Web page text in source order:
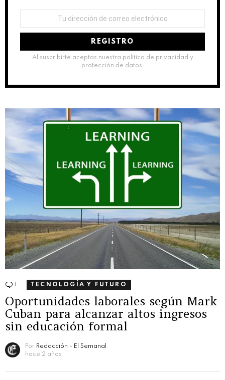
correo
Al suscribirte aceptas nuestra política de privacidad y
protección de datos.
Comentario
TECNOLOGÍA Y FUTURO
Oportunidades laborales según Mark
Cuban para alcanzar altos ingresos
sin educación formal
Por Redacción - El Semanal
hace 2 años